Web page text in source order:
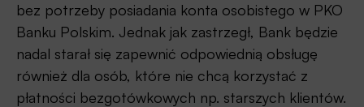
bez potrzeby posiadania konta osobistego w PKO
Banku Polskim. Jednak jak zastrzegł, Bank będzie
nadal starał się zapewnić odpowiednią obsługę
również dla osób, które nie chcą korzystać z
płatności bezgotówkowych np. starszych klientów.